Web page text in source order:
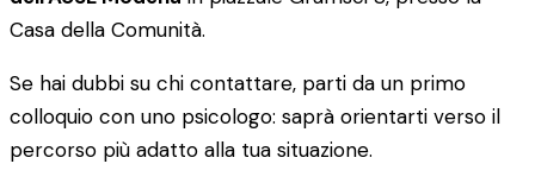
Casa della Comunità.
Se hai dubbi su chi contattare, parti da un primo
colloquio con uno psicologo: saprà orientarti verso il
percorso più adatto alla tua situazione.